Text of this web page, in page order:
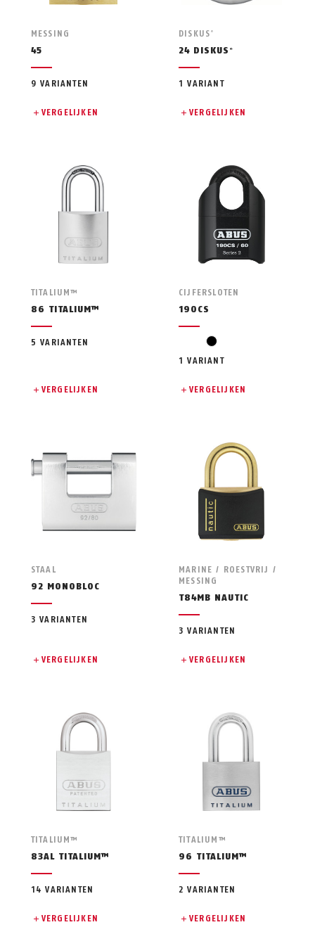
MESSING
45
9 VARIANTEN
VERGELIJKEN
DISKUS ®
24 DISKUS ®
1 VARIANT
VERGELIJKEN
TITALIUM™
86 TITALIUM™
5 VARIANTEN
VERGELIJKEN
CIJFERSLOTEN
190CS
zwart
1 VARIANT
VERGELIJKEN
STAAL
92 MONOBLOC
3 VARIANTEN
VERGELIJKEN
MARINE / ROESTVRIJ /
MESSING
T84MB NAUTIC
3 VARIANTEN
VERGELIJKEN
TITALIUM™
83AL TITALIUM™
14 VARIANTEN
VERGELIJKEN
TITALIUM™
96 TITALIUM™
2 VARIANTEN
VERGELIJKEN